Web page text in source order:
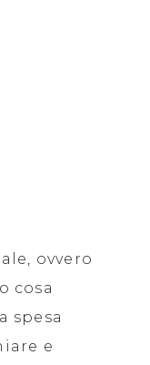
ovvero
cosa
spesa
e